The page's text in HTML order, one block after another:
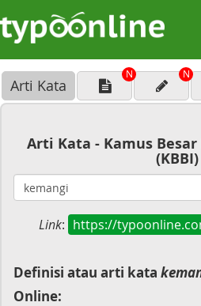
Arti Kata
N N
Arti Kata - Kamus
(KBBI)
Link: https://
Definisi atau arti kata
Online: